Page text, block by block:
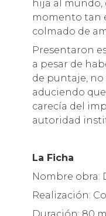
hija al mundo,
momento tan
colmado de
Presentaron
a pesar de
de puntaje,
aduciendo
carecía del
autoridad
La Ficha
Nombre obra:
Realización:
Duración: 80